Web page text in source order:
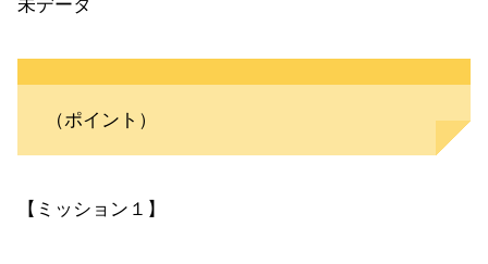
未データ
（ポイント）
【ミッション１】